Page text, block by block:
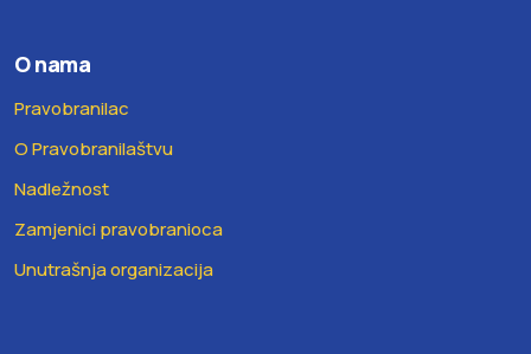
O nama
Pravobranilac
O Pravobranilaštvu
Nadležnost
Zamjenici pravobranioca
Unutrašnja organizacija